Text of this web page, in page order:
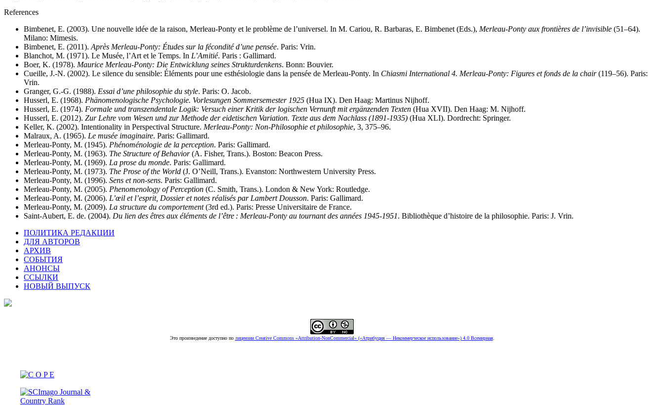
References
Bimbenet, E. (2003). Une nouvelle idée de la raison, Merleau-Ponty et le problème de l’universel. In M. Cariou, R. Barbaras, E. Bimbenet (Eds.), Merleau-Ponty aux frontières de l’invisible (51–64).
Milano: Mimesis.
Bimbenet, E. (2011). Après Merleau-Ponty: Études sur la fécondité d’une pensée. Paris: Vrin.
Blanchot, M. (1971). Le Musée, l’Art et le Temps. In L’Amitié. Paris : Gallimard.
Boer, K. (1978). Maurice Merleau-Ponty: Die Entwicklung seines Strukturdenkens. Bonn: Bouvier.
Cueille, J.-N. (2002). Le silence du sensible: Éléments pour une esthésiologie dans la pensée de Merleau-Ponty. In Chiasmi International 4. Merleau-Ponty: Figures et fonds de la chair(119–56). Paris:
Vrin.
Granger, G.-G. (1988). Essai d’une philosophie du style. Paris: O. Jacob.
Husserl, E. (1968). Phänomenologische Psychologie. Vorlesungen Sommersemester 1925 (Hua IX). Den Haag: Martinus Nijhoff.
Husserl, E. (1974). Formale und transzendentale Logik: Versuch einer Kritik der logischen Vernunft mit ergänzenden Texten (Hua XVII). Den Haag: M. Nijhoff.
Husserl, E. (2012). Zur Lehre vom Wesen und zur Methode der eidetischen Variation. Texte aus dem Nachlass (1891-1935) (Hua XLI). Dordrecht: Springer.
Keller, K. (2002). Intentionality in Perspectival Structure. Merleau-Ponty: Non-Philosophie et philosophie, 3, 375–96.
Malraux, A. (1965). Le musée imaginaire. Paris: Gallimard.
Merleau-Ponty, M. (1945). Phénoménologie de la perception. Paris: Gallimard.
Merleau-Ponty, M. (1963). The Structure of Behavior(A. Fisher, Trans.). Boston: Beacon Press.
Merleau-Ponty, M. (1969). La prose du monde. Paris: Gallimard.
Merleau-Ponty, M. (1973). The Prose of the World (J. O’Neill, Trans.). Evanston: Northwestern University Press.
Merleau-Ponty, M. (1996). Sens et non-sens. Paris: Gallimard.
Merleau-Ponty, M. (2005). Phenomenology of Perception (C. Smith, Trans.). London & New York: Routledge.
Merleau-Ponty, M. (2006). L’œil et l’esprit, Dossier et notes réalisés par Lambert Dousson. Paris: Gallimard.
Merleau-Ponty, M. (2009). La structure du comportement(3rd ed.). Paris: Presse Universitaire de France.
Saint-Aubert, E. de. (2004). Du lien des êtres aux éléments de l’être : Merleau-Ponty au tournant des années 1945-1951. Bibliothèque d’histoire de la philosophie. Paris: J. Vrin.
ПОЛИТИКА РЕДАКЦИИ
ДЛЯ АВТОРОВ
АРХИВ
СОБЫТИЯ
АНОНСЫ
ССЫЛКИ
НОВЫЙ ВЫПУСК
Это произведение доступно по лицензии Creative Commons «Attribution-NonCommercial» («Атрибуция — Некоммерческое использование») 4.0 Всемирная.